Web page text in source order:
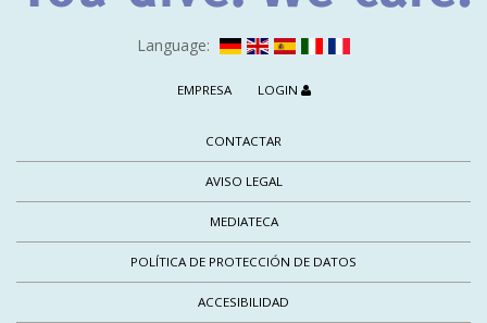
Language:
EMPRESA LOGIN
CONTACTAR
AVISO LEGAL
MEDIATECA
POLÍTICA DE PROTECCIÓN DE DATOS
ACCESIBILIDAD